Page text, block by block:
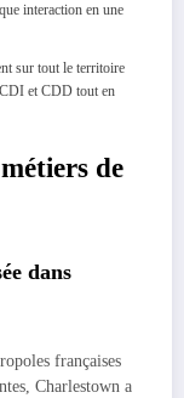
interaction en une
sur tout le territoire
et CDD tout en
de
dans
françaises
Charlestown a